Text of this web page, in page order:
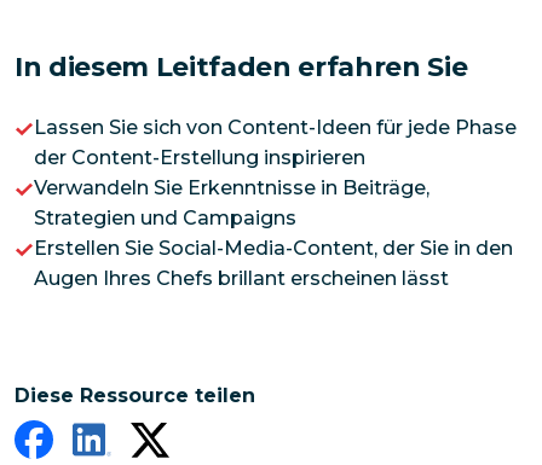
In diesem Leitfaden erfahren Sie
Lassen Sie sich von Content-Ideen für jede Phase
der Content-Erstellung inspirieren
Verwandeln Sie Erkenntnisse in Beiträge,
Strategien und Campaigns
Erstellen Sie Social-Media-Content, der Sie in den
Augen Ihres Chefs brillant erscheinen lässt
Diese Ressource teilen